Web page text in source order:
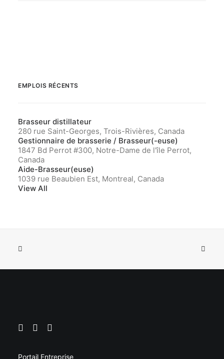
EMPLOIS RÉCENTS
Brasseur distillateur
280 rue Saint-Georges, Trois-Rivières, Canada
Gestionnaire de brasserie / Brasseur(-euse)
1847 Bd Perrot #300, Notre-Dame de l'île Perrot,
Canada
Aide-Brasseur(euse)
1039 rue Beaubien Est, Montreal, Canada
View All
Portail Entreprise